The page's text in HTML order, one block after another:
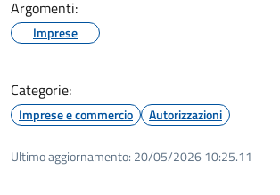
Argomenti:
Imprese
Categorie:
Imprese e commercio Autorizzazioni
Ultimo aggiornamento: 20/05/2026 10:25.11